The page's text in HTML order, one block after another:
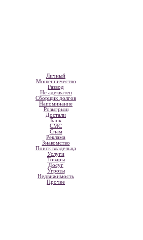
Личный
Мошенничество
Развод
Не адекватен
Сборщик долгов
Напоминание
Розыгрыш
Достали
Банк
СМС
Спам
Реклама
Знакомство
Поиск владельца
Услуги
Товары
Досуг
Угрозы
Недвижимость
Прочее